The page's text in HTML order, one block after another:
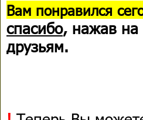
Вам понравился
спасибо, нажав на
друзьям.